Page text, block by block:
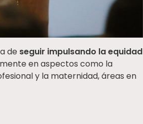
de seguir impulsando la equidad
en aspectos como la
y la maternidad, áreas en